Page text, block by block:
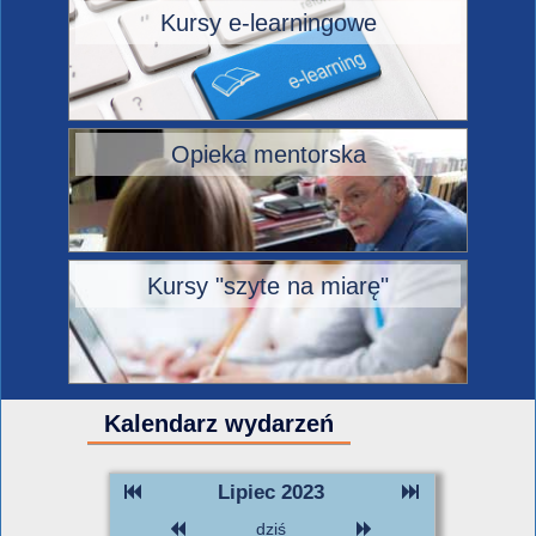
Kursy e-learningowe
Opieka mentorska
Kursy "szyte na miarę"
Kalendarz wydarzeń
Lipiec 2023
dziś